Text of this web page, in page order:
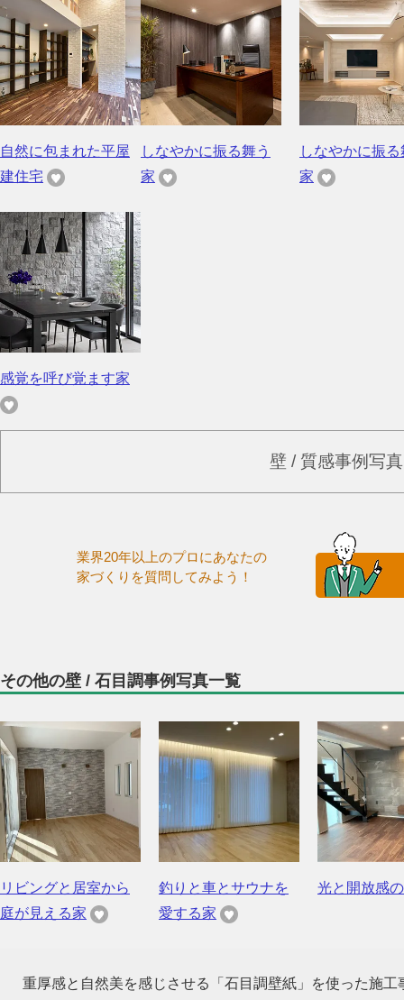
自然に包まれた平屋
建住宅
しなやかに振る舞う
家
しなやかに振る
家
感覚を呼び覚ます家
壁 / 質感事例写
業界20年以上のプロにあなたの
家づくりを質問してみよう！
その他の壁 / 石目調事例写真一覧
リビングと居室から
庭が見える家
釣りと車とサウナを
愛する家
光と開放感
重厚感と自然美を感じさせる「石目調壁紙」を使った施